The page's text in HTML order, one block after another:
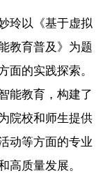
玲以《基于虚拟
教育普及》为题
面的实践探索。
能教育，构建了
院校和师生提供
动等方面的专业
高质量发展。